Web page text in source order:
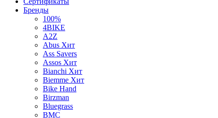
Бренды
100%
4BIKE
A2Z
Abus Хит
Ass Savers
Assos Хит
Bianchi Хит
Biemme Хит
Bike Hand
Birzman
Bluegrass
BMC